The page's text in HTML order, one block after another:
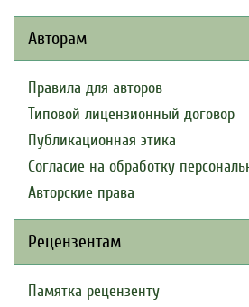
Авторам
Правила для авторов
Типовой лицензионный договор
Публикационная этика
Согласие на обработку
Авторские права
Рецензентам
Памятка рецензенту